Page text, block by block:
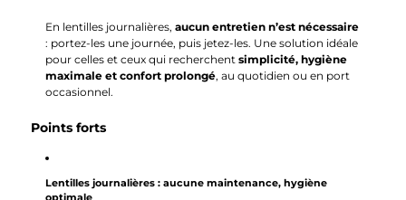
En lentilles journalières, aucun entretien n’est nécessaire
: portez-les une journée, puis jetez-les. Une solution idéale
pour celles et ceux qui recherchent simplicité, hygiène
maximale et confort prolongé, au quotidien ou en port
occasionnel.
Points forts
Lentilles journalières : aucune maintenance, hygiène
optimale